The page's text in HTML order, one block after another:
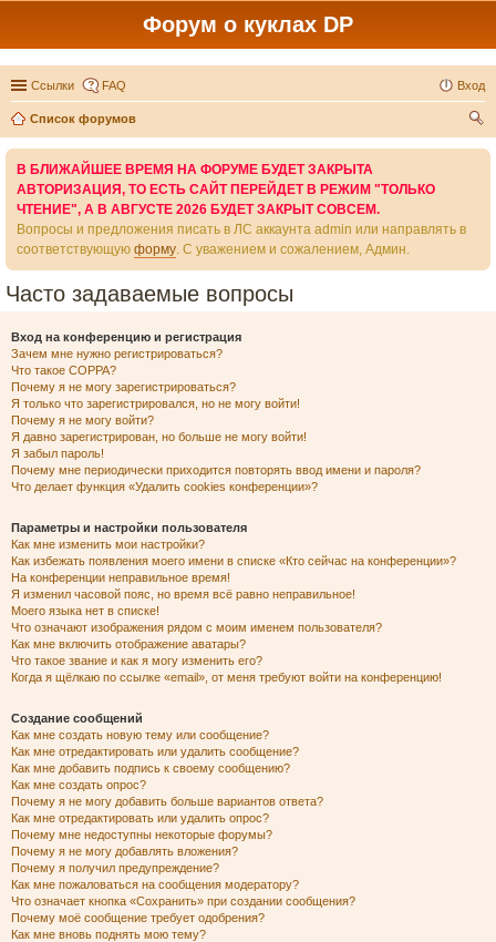
Форум о куклах DP
Ссылки FAQ Вход
Список форумов
В БЛИЖАЙШЕЕ ВРЕМЯ НА ФОРУМЕ БУДЕТ ЗАКРЫТА
АВТОРИЗАЦИЯ, ТО ЕСТЬ САЙТ ПЕРЕЙДЕТ В РЕЖИМ "ТОЛЬКО
ЧТЕНИЕ", А В АВГУСТЕ 2026 БУДЕТ ЗАКРЫТ СОВСЕМ.
Вопросы и предложения писать в ЛС аккаунта admin или направлять в
соответствующую форму. С уважением и сожалением, Админ.
Часто задаваемые вопросы
Вход на конференцию и регистрация
Зачем мне нужно регистрироваться?
Что такое COPPA?
Почему я не могу зарегистрироваться?
Я только что зарегистрировался, но не могу войти!
Почему я не могу войти?
Я давно зарегистрирован, но больше не могу войти!
Я забыл пароль!
Почему мне периодически приходится повторять ввод имени и пароля?
Что делает функция «Удалить cookies конференции»?
Параметры и настройки пользователя
Как мне изменить мои настройки?
Как избежать появления моего имени в списке «Кто сейчас на конференции»?
На конференции неправильное время!
Я изменил часовой пояс, но время всё равно неправильное!
Моего языка нет в списке!
Что означают изображения рядом с моим именем пользователя?
Как мне включить отображение аватары?
Что такое звание и как я могу изменить его?
Когда я щёлкаю по ссылке «email», от меня требуют войти на конференцию!
Создание сообщений
Как мне создать новую тему или сообщение?
Как мне отредактировать или удалить сообщение?
Как мне добавить подпись к своему сообщению?
Как мне создать опрос?
Почему я не могу добавить больше вариантов ответа?
Как мне отредактировать или удалить опрос?
Почему мне недоступны некоторые форумы?
Почему я не могу добавлять вложения?
Почему я получил предупреждение?
Как мне пожаловаться на сообщения модератору?
Что означает кнопка «Сохранить» при создании сообщения?
Почему моё сообщение требует одобрения?
Как мне вновь поднять мою тему?